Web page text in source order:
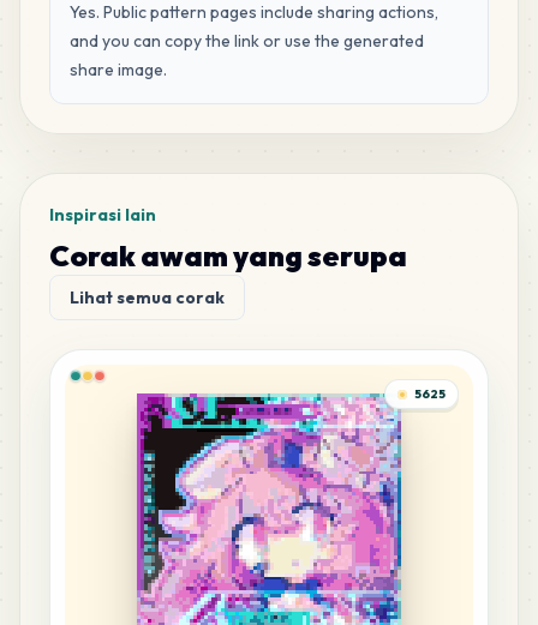
Yes. Public pattern pages include sharing actions,
and you can copy the link or use the generated
share image.
Inspirasi lain
Corak awam yang serupa
Lihat semua corak
5625